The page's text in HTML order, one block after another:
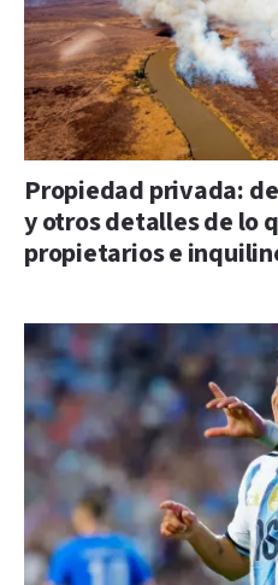
Propiedad privada:
y otros detalles de lo
propietarios e